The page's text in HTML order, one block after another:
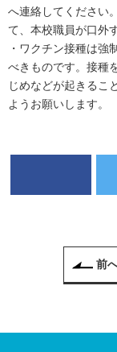
へ連絡してください
て、本校職員が口外
・ワクチン接種は強
べきものです。接種
じめなどが起きるこ
ようお願いします。
前